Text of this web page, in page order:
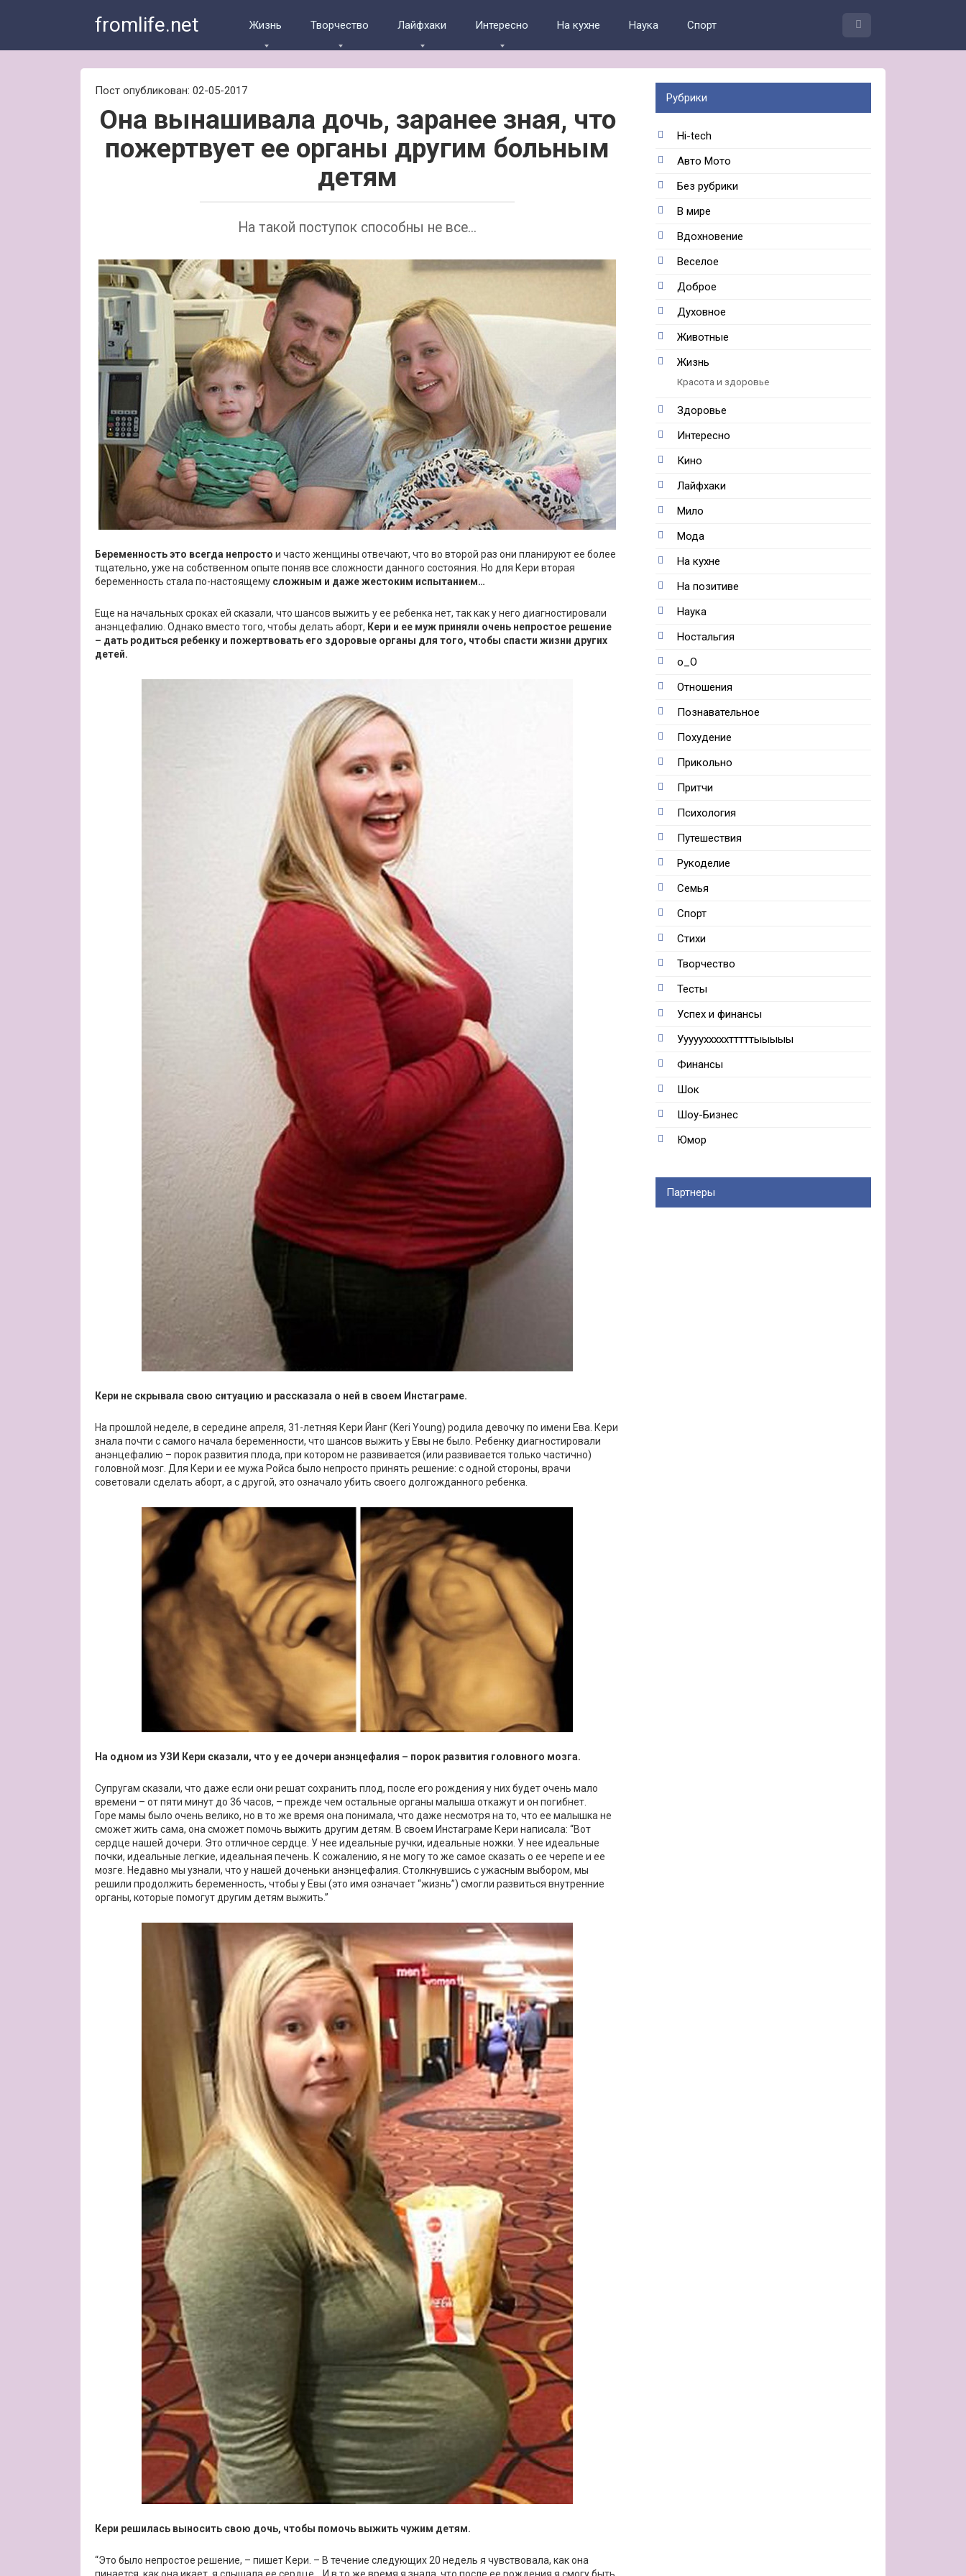
fromlife.net Жизнь Творчество Лайфхаки Интересно На кухне Наука Спорт
Пост опубликован: 02-05-2017
Она вынашивала дочь, заранее зная, что
пожертвует ее органы другим больным
детям
На такой поступок способны не все...
Беременность это всегда непросто и часто женщины отвечают, что во второй раз они планируют ее более
тщательно, уже на собственном опыте поняв все сложности данного состояния. Но для Кери вторая
беременность стала по-настоящему сложным и даже жестоким испытанием…
Еще на начальных сроках ей сказали, что шансов выжить у ее ребенка нет, так как у него диагностировали
анэнцефалию. Однако вместо того, чтобы делать аборт, Кери и ее муж приняли очень непростое решение
– дать родиться ребенку и пожертвовать его здоровые органы для того, чтобы спасти жизни других
детей.
Кери не скрывала свою ситуацию и рассказала о ней в своем Инстаграме.
На прошлой неделе, в середине апреля, 31-летняя Кери Йанг (Keri Young) родила девочку по имени Ева. Кери
знала почти с самого начала беременности, что шансов выжить у Евы не было. Ребенку диагностировали
анэнцефалию – порок развития плода, при котором не развивается (или развивается только частично)
головной мозг. Для Кери и ее мужа Ройса было непросто принять решение: с одной стороны, врачи
советовали сделать аборт, а с другой, это означало убить своего долгожданного ребенка.
На одном из УЗИ Кери сказали, что у ее дочери анэнцефалия – порок развития головного мозга.
Супругам сказали, что даже если они решат сохранить плод, после его рождения у них будет очень мало
времени – от пяти минут до 36 часов, – прежде чем остальные органы малыша откажут и он погибнет.
Горе мамы было очень велико, но в то же время она понимала, что даже несмотря на то, что ее малышка не
сможет жить сама, она сможет помочь выжить другим детям. В своем Инстаграме Кери написала: “Вот
сердце нашей дочери. Это отличное сердце. У нее идеальные ручки, идеальные ножки. У нее идеальные
почки, идеальные легкие, идеальная печень. К сожалению, я не могу то же самое сказать о ее черепе и ее
мозге. Недавно мы узнали, что у нашей доченьки анэнцефалия. Столкнувшись с ужасным выбором, мы
решили продолжить беременность, чтобы у Евы (это имя означает “жизнь”) смогли развиться внутренние
органы, которые помогут другим детям выжить.”
Кери решилась выносить свою дочь, чтобы помочь выжить чужим детям.
“Это было непростое решение, – пишет Кери. – В течение следующих 20 недель я чувствовала, как она
Рубрики
Hi-tech
Авто Мото
Без рубрики
В мире
Вдохновение
Веселое
Доброе
Духовное
Животные
Жизнь
Красота и здоровье
Здоровье
Интересно
Кино
Лайфхаки
Мило
Мода
На кухне
На позитиве
Наука
Ностальгия
о_О
Отношения
Познавательное
Похудение
Прикольно
Притчи
Психология
Путешествия
Рукоделие
Семья
Спорт
Стихи
Творчество
Тесты
Успех и финансы
Ууууухххххтттттыыыыы
Финансы
Шок
Шоу-Бизнес
Юмор
Партнеры